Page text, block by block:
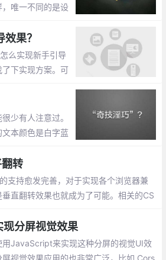
唯一不同的是设
(毛玻璃效果) 通
果？
么实现新手引导
下实现方案。可
少有人注意过。
本颜色是白字蓝
以便在选定元素
转
支持愈发完善，对于实现各个浏览器兼
直翻转效果也就成为了可能。相关的CS
分屏视觉效果
用JavaScript来实现这种分屏的视觉UI效
视觉效果应用的也非常广泛，比如 Cors